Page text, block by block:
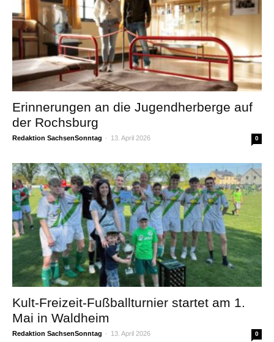
Erinnerungen an die Jugendherberge auf
der Rochsburg
Redaktion SachsenSonntag - 13. April 2026 0
Kult-Freizeit-Fußballturnier startet am 1.
Mai in Waldheim
Redaktion SachsenSonntag - 13. April 2026 0